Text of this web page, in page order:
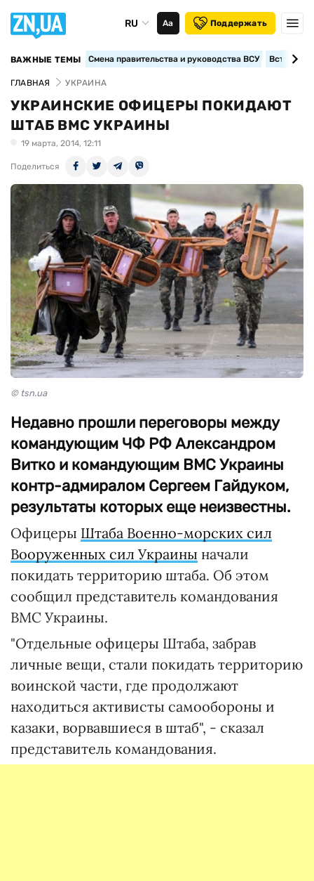
RU Аа Поддержать
ВАЖНЫЕ ТЕМЫ Смена правительства и руководства ВСУ
ГЛАВНАЯ УКРАИНА
УКРАИНСКИЕ ОФИЦЕРЫ ПОКИДАЮТ
ШТАБ ВМС УКРАИНЫ
19 марта, 2014, 12:11
Поделиться
© tsn.ua
Недавно прошли переговоры между
командующим ЧФ РФ Александром
Витко и командующим ВМС Украины
контр-адмиралом Сергеем Гайдуком,
результаты которых еще неизвестны.
Офицеры Штаба Военно-морских сил
Вооруженных сил Украины начали
покидать территорию штаба. Об этом
сообщил представитель командования
ВМС Украины.
"Отдельные офицеры Штаба, забрав
личные вещи, стали покидать территорию
воинской части, где продолжают
находиться активисты самообороны и
казаки, ворвавшиеся в штаб", - сказал
представитель командования.